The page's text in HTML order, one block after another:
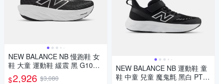
NEW BALANCE NB 慢跑鞋 女
鞋 大童 運動鞋 緩震 黑 G1080
B14
$2,926 $3,080
NEW BALANCE NB 運動鞋 童
鞋 中童 兒童 魔鬼氈 黑白 PT62